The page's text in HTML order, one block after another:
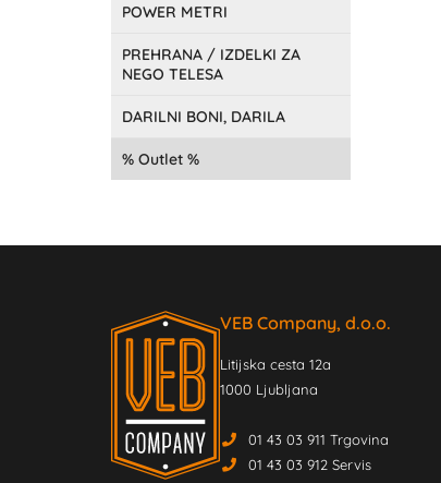
POWER METRI
PREHRANA / IZDELKI ZA
NEGO TELESA
DARILNI BONI, DARILA
Outlet
VEB Company, d.o.o.
Litijska cesta 12a
1000 Ljubljana
01 43 03 911 Trgovina
01 43 03 912 Servis